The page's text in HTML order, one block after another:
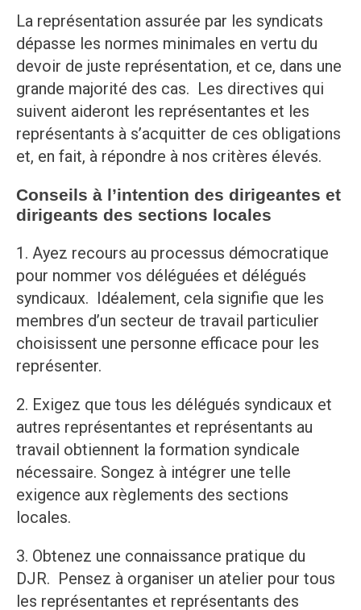
La représentation assurée par les syndicats
dépasse les normes minimales en vertu du
devoir de juste représentation, et ce, dans une
grande majorité des cas. Les directives qui
suivent aideront les représentantes et les
représentants à s’acquitter de ces obligations
et, en fait, à répondre à nos critères élevés.
Conseils à l’intention des dirigeantes et
dirigeants des sections locales
1. Ayez recours au processus démocratique
pour nommer vos déléguées et délégués
syndicaux. Idéalement, cela signifie que les
membres d’un secteur de travail particulier
choisissent une personne efficace pour les
représenter.
2. Exigez que tous les délégués syndicaux et
autres représentantes et représentants au
travail obtiennent la formation syndicale
nécessaire. Songez à intégrer une telle
exigence aux règlements des sections
locales.
3. Obtenez une connaissance pratique du
DJR. Pensez à organiser un atelier pour tous
les représentantes et représentants des